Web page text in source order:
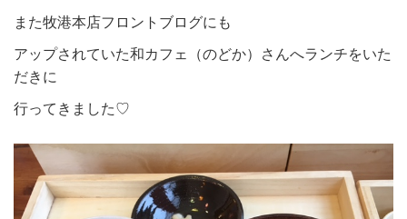
また牧港本店フロントブログにも
アップされていた和カフェ（のどか）さんへランチをいた
だきに
行ってきました♡